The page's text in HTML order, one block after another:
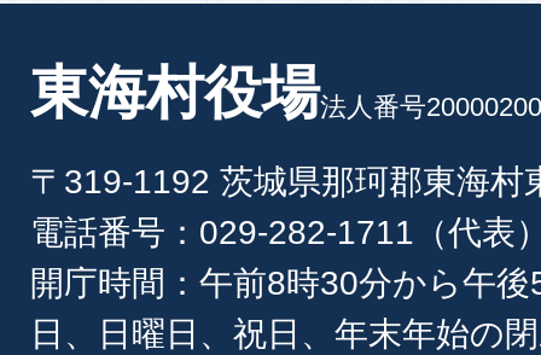
東海村役場法人番号
〒319-1192 茨城県那珂郡東海村
電話番号：029-282-1711（代表
開庁時間：午前8時30分から午
日、日曜日、祝日、年末年始の